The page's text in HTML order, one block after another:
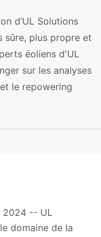
d’UL Solutions
sûre, plus propre et
éoliens d'UL
sur les analyses
le repowering
2024 -- UL
domaine de la